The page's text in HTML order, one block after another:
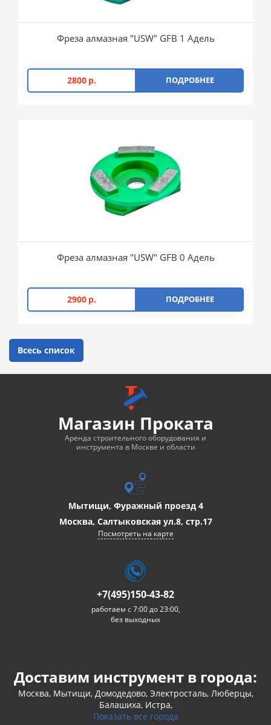
Фреза алмазная "USW" GFB 1 Адель
2800 р. ПОДРОБНЕЕ
Фреза алмазная "USW" GFB 0 Адель
2900 р. ПОДРОБНЕЕ
Всесь список
Магазин Проката
Аренда строительного оборудования и
инструмента в Москве и области
Мытищи, Фуражный проезд 4
Москва, Салтыковская ул.8, стр.17
Посмотреть на карте
+7(495)150-43-82
работаем с 7:00 до 23:00,
без выходных
Доставим инструмент в города:
Москва, Мытищи, Домодедово, Электросталь, Люберцы,
Балашиха, Истра,
Показать все города